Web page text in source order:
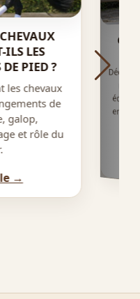
ILS LES
PIED ?
les chevaux
de
galop,
et rôle du
→
main